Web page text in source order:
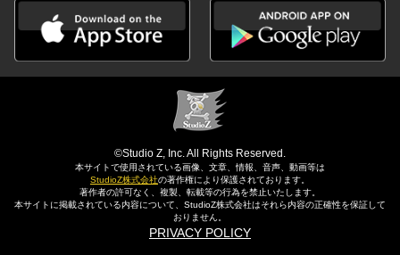
©Studio Z, Inc. All Rights Reserved.
本サイトで使用されている画像、文章、情報、音声、動画等は
StudioZ株式会社の著作権により保護されております。
著作者の許可なく、複製、転載等の行為を禁止いたします。
本サイトに掲載されている内容について、StudioZ株式会社はそれら内容の正確性を保証して
おりません。
PRIVACY POLICY